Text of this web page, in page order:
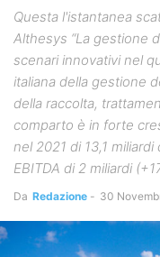
Questa l'istantanea
Althesys “La gestione
scenari innovativi nel
italiana della gestione
della raccolta,
comparto è in forte
nel 2021 di 13,1
EBITDA di 2 miliardi
Da Redazione - 30